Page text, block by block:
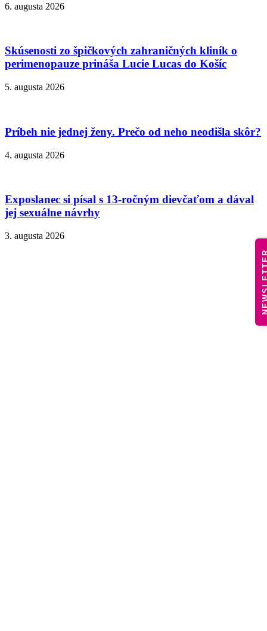
6. augusta 2026
Skúsenosti zo špičkových zahraničných kliník o
perimenopauze prináša Lucie Lucas do Košíc
5. augusta 2026
Príbeh nie jednej ženy. Prečo od neho neodišla skôr?
4. augusta 2026
Exposlanec si písal s 13-ročným dievčaťom a dával
jej sexuálne návrhy
3. augusta 2026